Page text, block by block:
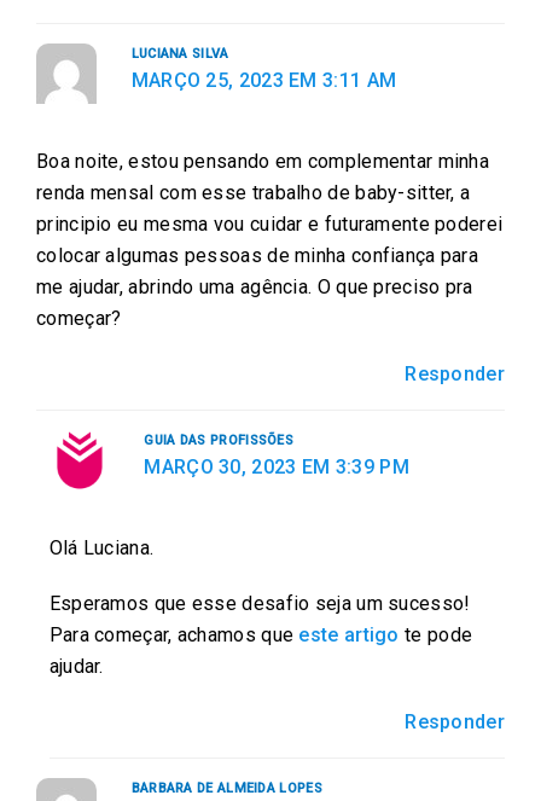
LUCIANA SILVA
MARÇO 25, 2023 EM 3:11 AM
Boa noite, estou pensando em complementar minha
renda mensal com esse trabalho de baby-sitter, a
principio eu mesma vou cuidar e futuramente poderei
colocar algumas pessoas de minha confiança para
me ajudar, abrindo uma agência. O que preciso pra
começar?
Responder
GUIA DAS PROFISSÕES
MARÇO 30, 2023 EM 3:39 PM
Olá Luciana.
Esperamos que esse desafio seja um sucesso!
Para começar, achamos que este artigo te pode
ajudar.
Responder
BARBARA DE ALMEIDA LOPES